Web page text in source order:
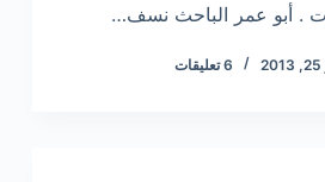
. أبو عمر الباحث نسف…
6 تعليقات